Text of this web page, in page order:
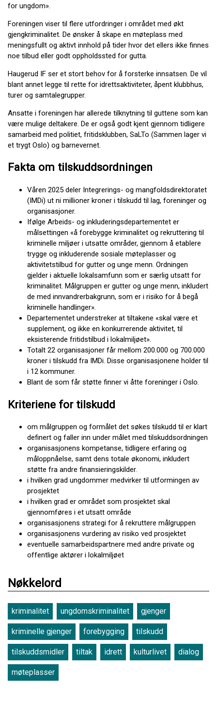
for ungdom».
Foreningen viser til flere utfordringer i området med økt
gjengkriminalitet. De ønsker å skape en møteplass med
meningsfullt og aktivt innhold på tider hvor det ellers ikke finnes
noe tilbud eller godt oppholdssted for gutta.
Haugerud IF ser et stort behov for å forsterke innsatsen. De vil
blant annet legge til rette for idrettsaktiviteter, åpent klubbhus,
turer og samtalegrupper.
Ansatte i foreningen har allerede tilknytning til guttene som kan
være mulige deltakere. De er også godt kjent gjennom tidligere
samarbeid med politiet, fritidsklubben, SaLTo (Sammen lager vi
et trygt Oslo) og barnevernet.
Fakta om tilskuddsordningen
Våren 2025 deler Integrerings- og mangfoldsdirektoratet
(IMDi) ut ni millioner kroner i tilskudd til lag, foreninger og
organisasjoner.
Ifølge Arbeids- og inkluderingsdepartementet er
målsettingen «å forebygge kriminalitet og rekruttering til
kriminelle miljøer i utsatte områder, gjennom å etablere
trygge og inkluderende sosiale møteplasser og
aktivitetstilbud for gutter og unge menn. Ordningen
gjelder i aktuelle lokalsamfunn som er særlig utsatt for
kriminalitet. Målgruppen er gutter og unge menn, inkludert
de med innvandrerbakgrunn, som er i risiko for å begå
kriminelle handlinger».
Departementet understreker at tiltakene «skal være et
supplement, og ikke en konkurrerende aktivitet, til
eksisterende fritidstilbud i lokalmiljøet».
Totalt 22 organisasjoner får mellom 200.000 og 700.000
kroner i tilskudd fra IMDi. Disse organisasjonene holder til
i 12 kommuner.
Blant de som får støtte finner vi åtte foreninger i Oslo.
Kriteriene for tilskudd
om målgruppen og formålet det søkes tilskudd til er klart
definert og faller inn under målet med tilskuddsordningen
organisasjonens kompetanse, tidligere erfaring og
måloppnåelse, samt dens totale økonomi, inkludert
støtte fra andre finansieringskilder.
i hvilken grad ungdommer medvirker til utformingen av
prosjektet
i hvilken grad er området som prosjektet skal
gjennomføres i et utsatt område
organisasjonens strategi for å rekruttere målgruppen
organisasjonens vurdering av risiko ved prosjektet
eventuelle samarbeidspartnere med andre private og
offentlige aktører i lokalmiljøet
Nøkkelord
kriminalitet ungdomskriminalitet gjenger
kriminelle gjenger forebygging tilskudd
tilskuddsmidler tiltak idrett kulturlivet dialog
møteplasser